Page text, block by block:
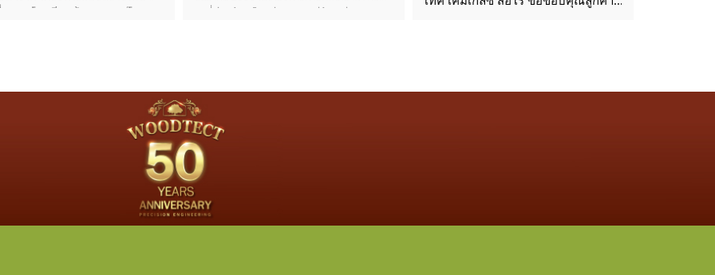
๗ ณ โรงเรียนบ้านบางหอ(โสภณ
2 พี่ช่วยน้อง โดยช่วยระบายสีห้องเรียน และ